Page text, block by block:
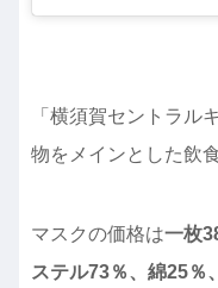
「横須賀セントラル
物をメインとした飲食
マスクの価格は一枚
ステル73％、綿25％